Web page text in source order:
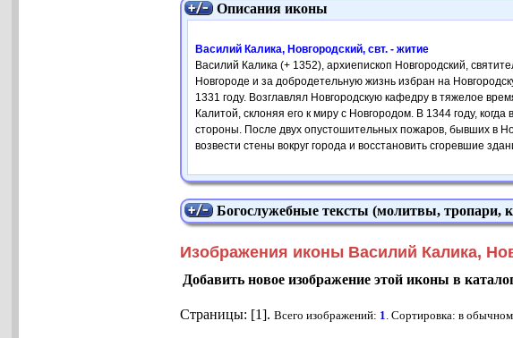
Описания иконы
Василий Калика, Новгородский, свт. - житие
Василий Калика (+ 1352), архиепископ Новгородский,
Новгороде и за добродетельную жизнь избран на
1331 году. Возглавлял Новгородскую кафедру в тяжелое
Калитой, склоняя его к миру с Новгородом. В 1344 году,
стороны. После двух опустошительных пожаров, бывших в
возвести стены вокруг города и восстановить сгоревшие
Богослужебные тексты (молитвы, тропари,
Изображения иконы Василий Калика,
Добавить новое изображение этой иконы в
Страницы: [1].Всего изображений: 1. Сортировка: в